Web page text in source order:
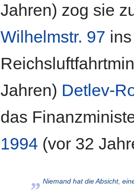
Jahren) zog sie
Wilhelmstr. 97
Jahren) Detlev-
das
1994 (vor 32
„ Niemand hat die Absicht,